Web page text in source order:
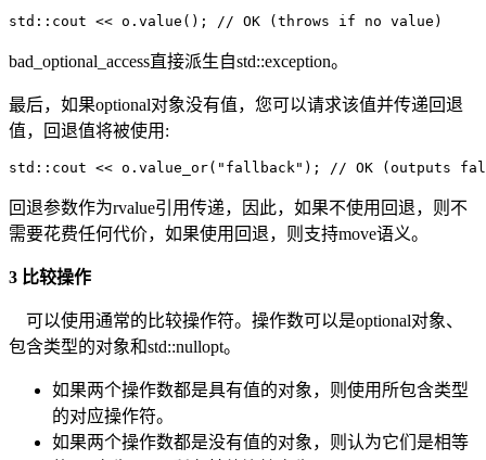
std::cout << o.value(); // OK (throws if no value)
bad_optional_access直接派生自std::exception。
最后，如果optional对象没有值，您可以请求该值并传递回退
值，回退值将被使用:
std::cout << o.value_or("fallback"); // OK (outputs
回退参数作为rvalue引用传递，因此，如果不使用回退，则不
需要花费任何代价，如果使用回退，则支持move语义。
3 比较操作
可以使用通常的比较操作符。操作数可以是optional对象、
包含类型的对象和std::nullopt。
如果两个操作数都是具有值的对象，则使用所包含类型
的对应操作符。
如果两个操作数都是没有值的对象，则认为它们是相等